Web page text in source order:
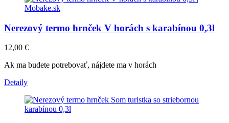
Nerezový termo hrnček V horách s karabínou 0,3l
12,00 €
Ak ma budete potrebovať, nájdete ma v horách
Detaily